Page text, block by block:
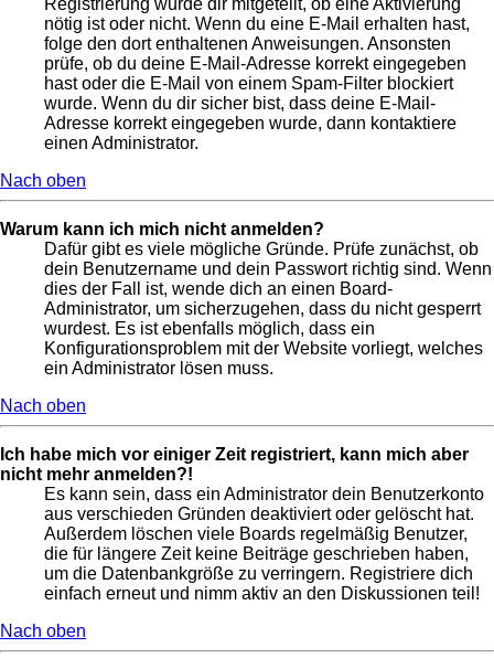
Registrierung wurde dir mitgeteilt, ob eine Aktivierung
nötig ist oder nicht. Wenn du eine E-Mail erhalten hast,
folge den dort enthaltenen Anweisungen. Ansonsten
prüfe, ob du deine E-Mail-Adresse korrekt eingegeben
hast oder die E-Mail von einem Spam-Filter blockiert
wurde. Wenn du dir sicher bist, dass deine E-Mail-
Adresse korrekt eingegeben wurde, dann kontaktiere
einen Administrator.
Nach oben
Warum kann ich mich nicht anmelden?
Dafür gibt es viele mögliche Gründe. Prüfe zunächst, ob
dein Benutzername und dein Passwort richtig sind. Wenn
dies der Fall ist, wende dich an einen Board-
Administrator, um sicherzugehen, dass du nicht gesperrt
wurdest. Es ist ebenfalls möglich, dass ein
Konfigurationsproblem mit der Website vorliegt, welches
ein Administrator lösen muss.
Nach oben
Ich habe mich vor einiger Zeit registriert, kann mich aber
nicht mehr anmelden?!
Es kann sein, dass ein Administrator dein Benutzerkonto
aus verschieden Gründen deaktiviert oder gelöscht hat.
Außerdem löschen viele Boards regelmäßig Benutzer,
die für längere Zeit keine Beiträge geschrieben haben,
um die Datenbankgröße zu verringern. Registriere dich
einfach erneut und nimm aktiv an den Diskussionen teil!
Nach oben